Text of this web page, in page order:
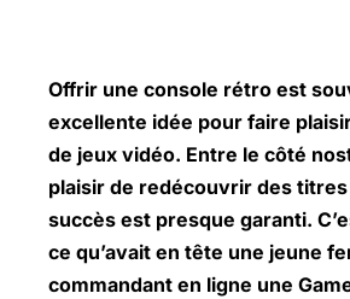
Offrir une console rétro est
excellente idée pour faire
de jeux vidéo. Entre le côté
plaisir de redécouvrir des
succès est presque garanti.
ce qu’avait en tête une jeune
commandant en ligne une